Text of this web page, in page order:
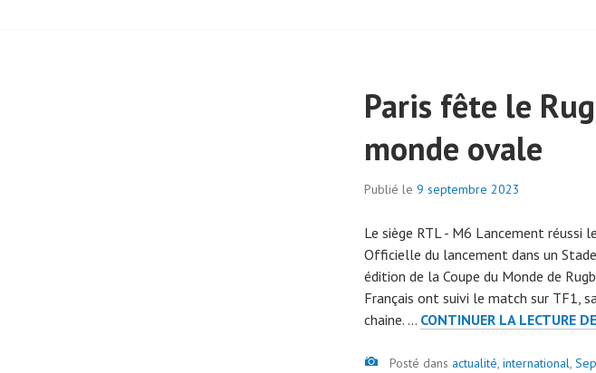
Paris fête le
monde ovale
Publié le 9 septembre 2023
r
a
d
m
i
7
Le siège RTL - M6 Lancement réussi
Officielle du lancement dans un
édition de la Coupe du Monde de
Français ont suivi le match sur TF1,
chaine. … CONTINUER LA LECTURE DE
Image
Posté dans actualité, international,